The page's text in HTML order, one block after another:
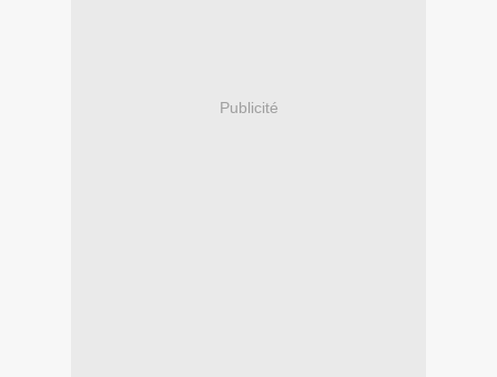
Publicité